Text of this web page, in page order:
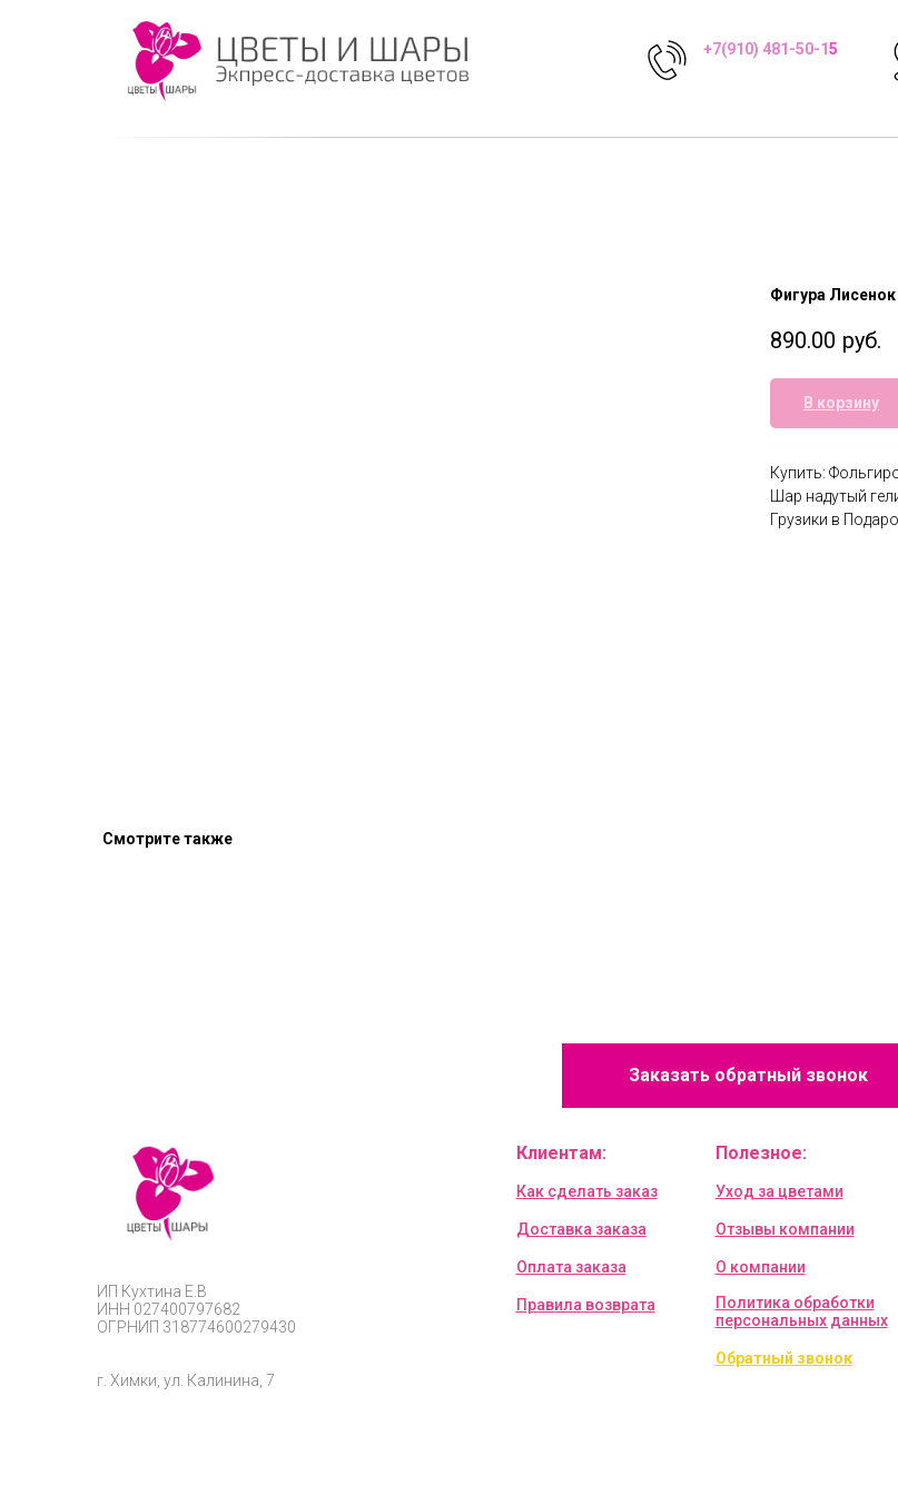
+7(910) 481-50-15
Фигура Лисенок
890.00 руб.
В корзину
Купить:
Шар надутый
Грузики в
Смотрите также
Заказать обратный звонок
ИП Кухтина Е.В
ИНН 027400797682
ОГРНИП 318774600279430
г. Химки, ул. Калинина, 7
Клиентам:
Как сделать заказ
Доставка заказа
Оплата заказа
Правила возврата
Полезное:
Уход за цветами
Отзывы компании
О компании
Политика обработки
персональных данных
Обратный звонок